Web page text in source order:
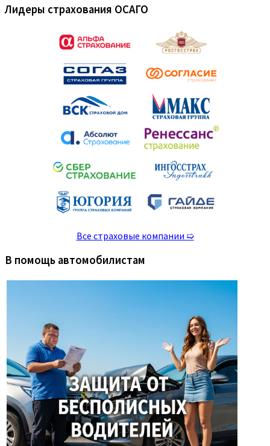
Лидеры страхования ОСАГО
Все страховые компании ➯
В помощь автомобилистам